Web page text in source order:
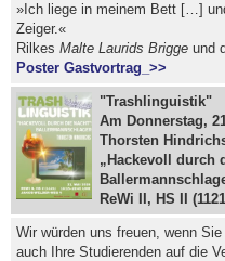
»Ich liege in meinem Bett […]
Zeiger.«
RilkesMalteLaurids Brigge und
Poster Gastvortrag_>>
"Trashlinguistik"
Am Donnerstag,
Thorsten
„Hackevoll durch
ReWi II, HS II
Wir würden uns freuen, wenn
auch Ihre Studierenden auf die